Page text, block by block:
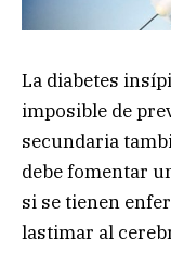
La diabetes
imposible de
secundaria
debe fomentar
si se tienen
lastimar al